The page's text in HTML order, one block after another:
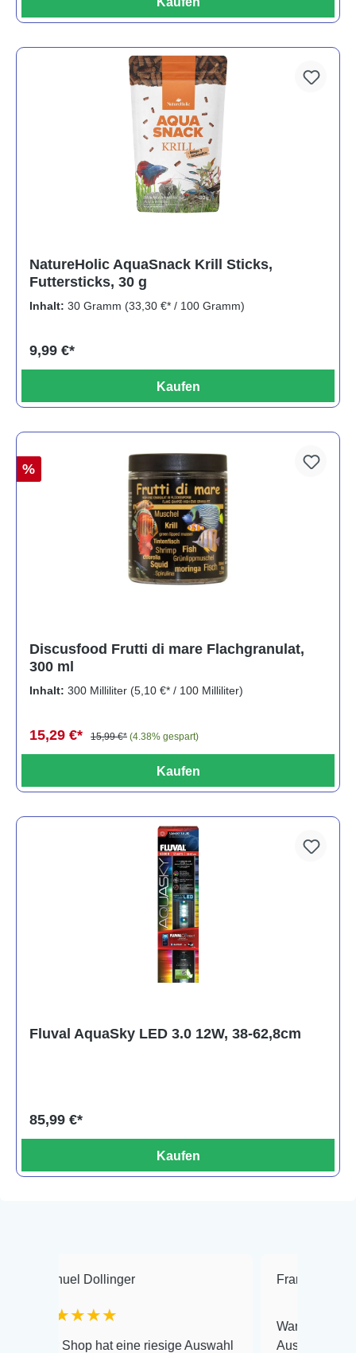
NatureHolic AquaSnack Krill Sticks,
Futtersticks, 30 g
Inhalt: 30 Gramm (33,30 €* / 100 Gramm)
9,99 €*
Kaufen
%
Discusfood Frutti di mare Flachgranulat,
300 ml
Inhalt: 300 Milliliter (5,10 €* / 100 Milliliter)
15,29 €* 15,99 €* (4.38% gespart)
Kaufen
Fluval AquaSky LED 3.0 12W, 38-62,8cm
85,99 €*
Kaufen
Dollinger
hat eine riesige Auswahl
Frank Hackmayer
Warenanlieferung Top und
Auswahl plus